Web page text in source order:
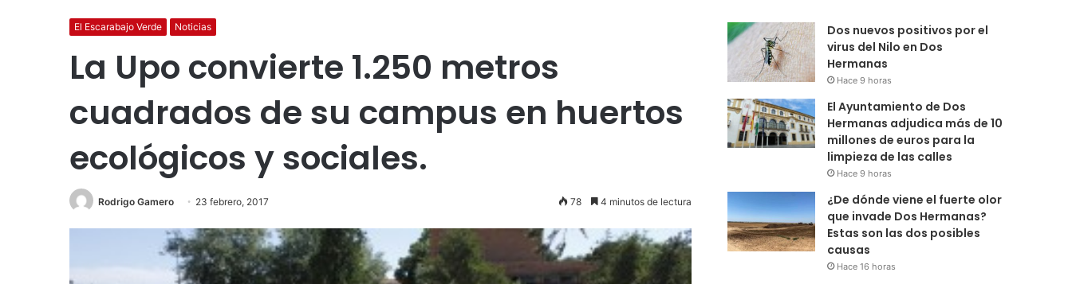
El Escarabajo Verde Noticias
La Upo convierte 1.250 metros
cuadrados de su campus en huertos
ecológicos y sociales.
Rodrigo Gamero 23 febrero, 2017 78 4 minutos de lectura
Dos nuevos positivos por el
virus del Nilo en Dos
Hermanas
Hace 9 horas
El Ayuntamiento de Dos
Hermanas adjudica más de 10
millones de euros para la
limpieza de las calles
Hace 9 horas
¿De dónde viene el fuerte olor
que invade Dos Hermanas?
Estas son las dos posibles
causas
Hace 16 horas